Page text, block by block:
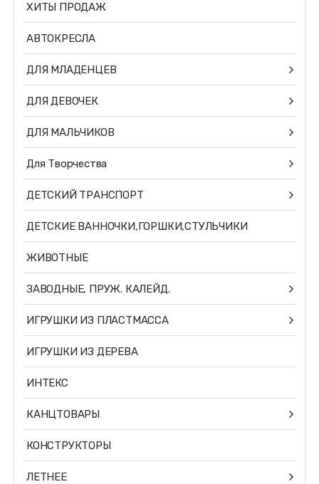
ХИТЫ ПРОДАЖ
АВТОКРЕСЛА
ДЛЯ МЛАДЕНЦЕВ
ДЛЯ ДЕВОЧЕК
ДЛЯ МАЛЬЧИКОВ
Для Творчества
ДЕТСКИЙ ТРАНСПОРТ
ДЕТСКИЕ ВАННОЧКИ,ГОРШКИ,СТУЛЬЧИКИ
ЖИВОТНЫЕ
ЗАВОДНЫЕ, ПРУЖ. КАЛЕЙД.
ИГРУШКИ ИЗ ПЛАСТМАССА
ИГРУШКИ ИЗ ДЕРЕВА
ИНТЕКС
КАНЦТОВАРЫ
КОНСТРУКТОРЫ
ЛЕТНЕЕ